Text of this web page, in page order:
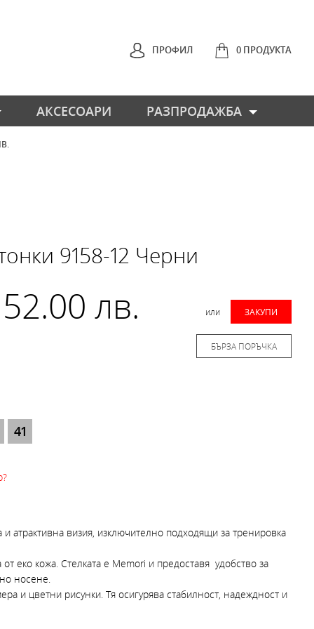
0 ПРОДУКТА
ПРОФИЛ
АКСЕСОАРИ РАЗПРОДАЖБА
9158-12 Черни
лв. ЗАКУПИ
или
БЪРЗА ПОРЪЧКА
41
атрактивна визия, изключително подходящи за тренировка
еко кожа. Стелката е Memori и предоставя удобство за
носене.
и цветни рисунки. Тя осигурява стабилност, надеждност и